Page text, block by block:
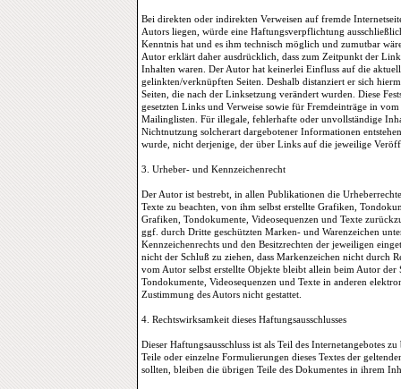
Bei direkten oder indirekten Verweisen auf fremde
Autors liegen, würde eine Haftungsverpflichtung
Kenntnis hat und es ihm technisch möglich und zumutbar
Autor erklärt daher ausdrücklich, dass zum Zeitpunkt der
Inhalten waren. Der Autor hat keinerlei Einfluss auf die
gelinkten/verknüpften Seiten. Deshalb distanziert er sich
Seiten, die nach der Linksetzung verändert wurden. Diese
gesetzten Links und Verweise sowie für Fremdeinträge in
Mailinglisten. Für illegale, fehlerhafte oder unvollständige
Nichtnutzung solcherart dargebotener Informationen
wurde, nicht derjenige, der über Links auf die jeweilige
3. Urheber- und Kennzeichenrecht
Der Autor ist bestrebt, in allen Publikationen die
Texte zu beachten, von ihm selbst erstellte Grafiken,
Grafiken, Tondokumente, Videosequenzen und Texte
ggf. durch Dritte geschützten Marken- und Warenzeichen
Kennzeichenrechts und den Besitzrechten der jeweiligen
nicht der Schluß zu ziehen, dass Markenzeichen nicht durch
vom Autor selbst erstellte Objekte bleibt allein beim Autor
Tondokumente, Videosequenzen und Texte in anderen
Zustimmung des Autors nicht gestattet.
4. Rechtswirksamkeit dieses Haftungsausschlusses
Dieser Haftungsausschluss ist als Teil des Internetangebotes
Teile oder einzelne Formulierungen dieses Textes der
sollten, bleiben die übrigen Teile des Dokumentes in ihrem